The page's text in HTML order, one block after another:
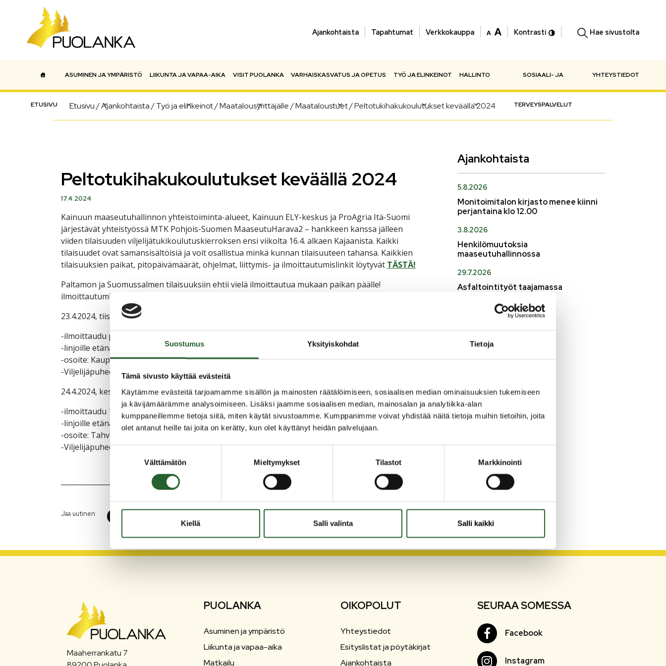
Suostumus Yksityiskohdat Tietoja
Tämä sivusto käyttää evästeitä
Käytämme evästeitä tarjoamamme sisällön ja mainosten räätälöimiseen, sosiaalisen median ominaisuuksien tukemiseen
ja kävijämäärämme analysoimiseen. Lisäksi jaamme sosiaalisen median, mainosalan ja analytiikka-alan
kumppaneillemme tietoja siitä, miten käytät sivustoamme. Kumppanimme voivat yhdistää näitä tietoja muihin tietoihin, joita
olet antanut heille tai joita on kerätty, kun olet käyttänyt heidän palvelujaan.
Suostumuksen
Välttämätön Mieltymykset Tilastot Markkinointi
Kiellä Salli valinta Salli kaikki
Ajankohtaista Tapahtumat Verkkokauppa Kontrasti Hae sivustolta
Päävalikko
ETUSIVU
ASUMINEN JA YMPÄRISTÖ LIIKUNTA JA VAPAA-AIKA VISIT PUOLANKA VARHAISKASVATUS JA OPETUS TYÖ JA ELINKEINOT HALLINTO SOSIAALI- JA
TERVEYSPALVELUT
YHTEYSTIEDOT
Etusivu/Ajankohtaista/Työ ja elinkeinot/Maatalousyrittäjälle/Maataloustuet/Peltotukihakukoulutukset keväällä 2024
Peltotukihakukoulutukset keväällä 2024
17.4.2024
Kainuun maaseutuhallinnon yhteistoiminta-alueet, Kainuun ELY-keskus ja ProAgria Itä-Suomi
järjestävät yhteistyössä MTK Pohjois-Suomen MaaseutuHarava2 – hankkeen kanssa jälleen
viiden tilaisuuden viljelijätukikoulutuskierroksen ensi viikolta 16.4. alkaen Kajaanista. Kaikki
tilaisuudet ovat samansisältöisiä ja voit osallistua minkä kunnan tilaisuuteen tahansa. Kaikkien
tilaisuuksien paikat, pitopäivämäärät, ohjelmat, liittymis- ja ilmoittautumislinkit löytyvät TÄSTÄ!
Paltamon ja Suomussalmen tilaisuuksiin ehtii vielä ilmoittautua mukaan paikan päälle!
ilmoittautumiset 19.4. mennessä:
23.4.2024, tiistai Suomussalmi, Kunnanviraston valtuustosali
-ilmoittaudu paikanpäälle 19.4 mennessä
-linjoille etänä pääset
TÄSTÄ!
-osoite: Kauppakatu 20, 89600 Suomussalmi
-Viljelijäpuheenvuoro Osmo Heikkinen
24.4.2024, keskiviikko Paltamo, Kainuun Opisto, Mieslahti
-ilmoittaudu 19.4 mennessä
TÄSTÄ!
-linjoille etänä pääset TÄSTÄ!
-osoite: Tahvintie 4, 88380 Mieslahti
-Viljelijäpuheenvuoro Markku Ronkainen
Jaa uutinen
Ajankohtaista
5.8.2026
Monitoimitalon kirjasto menee kiinni
perjantaina klo 12.00
3.8.2026
Henkilömuutoksia
maaseutuhallinnossa
29.7.2026
Asfaltointityöt taajamassa
Maaherrankatu 7
PUOLANKA
Asuminen ja ympäristö
Liikunta ja vapaa-aika
Matkailu
OIKOPOLUT
Yhteystiedot
Esityslistat ja pöytäkirjat
Ajankohtaista
SEURAA SOMESSA
FacebookFacebook
Instagram